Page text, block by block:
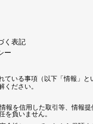
く表記
ー
ている事項（以下「情報」と
ください。
報を信用した取引等、情報
を負いません。